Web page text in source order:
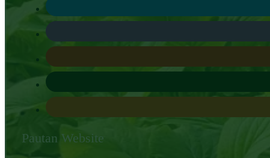
Pautan Website